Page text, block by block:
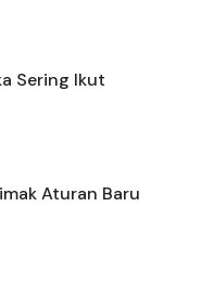
Sering Ikut
Aturan Baru